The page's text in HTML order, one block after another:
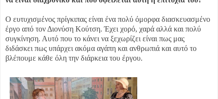
Ο ευτυχισμένος πρίγκιπας είναι ένα πολύ όμορφα διασκευασμένο
έργο από τον Διονύση Κούτση. Έχει χορό, χαρά αλλά και πολύ
συγκίνηση. Αυτό που το κάνει να ξεχωρίζει είναι πως μας
διδάσκει πως υπάρχει ακόμα αγάπη και ανθρωπιά και αυτό το
βλέπουμε κάθε όλη την διάρκεια του έργου.